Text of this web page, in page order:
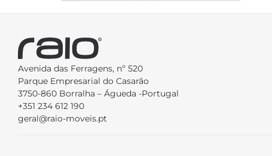
Avenida das Ferragens, nº 520
Parque Empresarial do Casarão
3750-860 Borralha – Águeda -Portugal
+351 234 612 190
geral@raio-moveis.pt